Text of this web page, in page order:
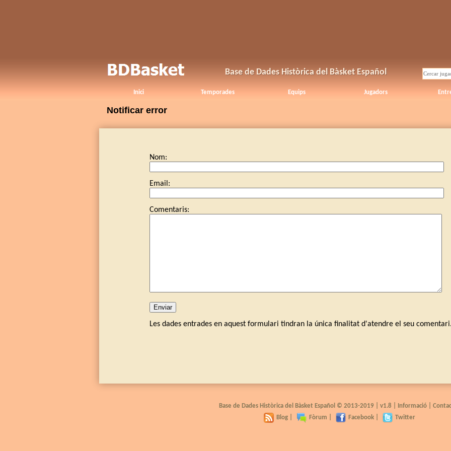
Base de Dades Històrica del Bàsket Español
Inici Temporades Equips Jugadors
Notificar error
Nom:
Email:
Comentaris:
Les dades entrades en aquest formulari tindran la única finalitat d'atendre el seu comentari.
Base de Dades Històrica del Bàsket Español © 2013-2019 | v1.8 Informació
Blog
Fòrum Facebook Twitter